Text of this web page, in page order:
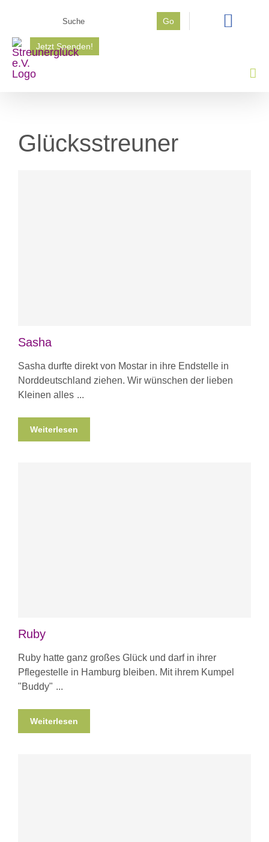
springen
Go
Jetzt Spenden!
Glücksstreuner
Sasha
Sasha durfte direkt von Mostar in ihre Endstelle in
Norddeutschland ziehen. Wir wünschen der lieben
Kleinen alles
Weiterlesen
Ruby
Ruby hatte ganz großes Glück und darf in ihrer
Pflegestelle in Hamburg bleiben. Mit ihrem Kumpel
"Buddy"
Weiterlesen